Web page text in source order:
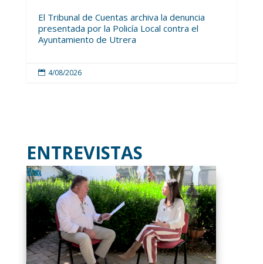
El Tribunal de Cuentas archiva la denuncia
presentada por la Policía Local contra el
Ayuntamiento de Utrera
 4/08/2026
ENTREVISTAS